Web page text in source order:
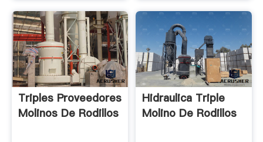
Triples Proveedores
Molinos De Rodillos
Hidraulica Triple
Molino De Rodillos